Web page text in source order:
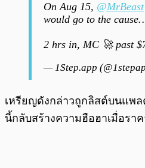
On Aug 15, @MrBeast
would go to the
2 hrs in, MC 🚀 past
— 1Step.app
เหรียญดังกล่าวถูกลิสต์บนแพล
นี้กลับสร้างความฮือฮาเมื่อรา